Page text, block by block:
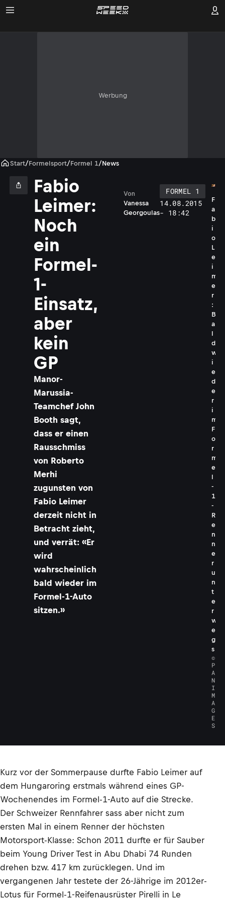
Werbung
Start/Formelsport/Formel 1/News
Fabio
Leimer:
Noch
ein
Formel-
1-
Einsatz,
aber
kein
GP
Manor-
Marussia-
Teamchef John
Booth sagt,
dass er einen
Rausschmiss
von Roberto
Merhi
zugunsten von
Fabio Leimer
derzeit nicht in
Betracht zieht,
und verrät: «Er
wird
wahrscheinlich
bald wieder im
Formel-1-Auto
sitzen.»
Vanessa
Georgoulas
Von
FORMEL 1
14.08.2015
- 18:42
F
a
b
i
o
L
e
i
m
e
r
:
B
a
l
d
w
i
e
d
e
r
i
m
F
o
r
m
e
l
-
1
-
R
e
n
n
e
r
u
n
t
e
r
w
e
g
s
©
P
A
N
I
M
A
G
E
S
Kurz vor der Sommerpause durfte Fabio Leimer auf
dem Hungaroring erstmals während eines GP-
Wochenendes im Formel-1-Auto auf die Strecke.
Der Schweizer Rennfahrer sass aber nicht zum
ersten Mal in einem Renner der höchsten
Motorsport-Klasse: Schon 2011 durfte er für Sauber
beim Young Driver Test in Abu Dhabi 74 Runden
drehen bzw. 417 km zurücklegen. Und im
vergangenen Jahr testete der 26-Jährige im 2012er-
Lotus für Formel-1-Reifenausrüster Pirelli in Le